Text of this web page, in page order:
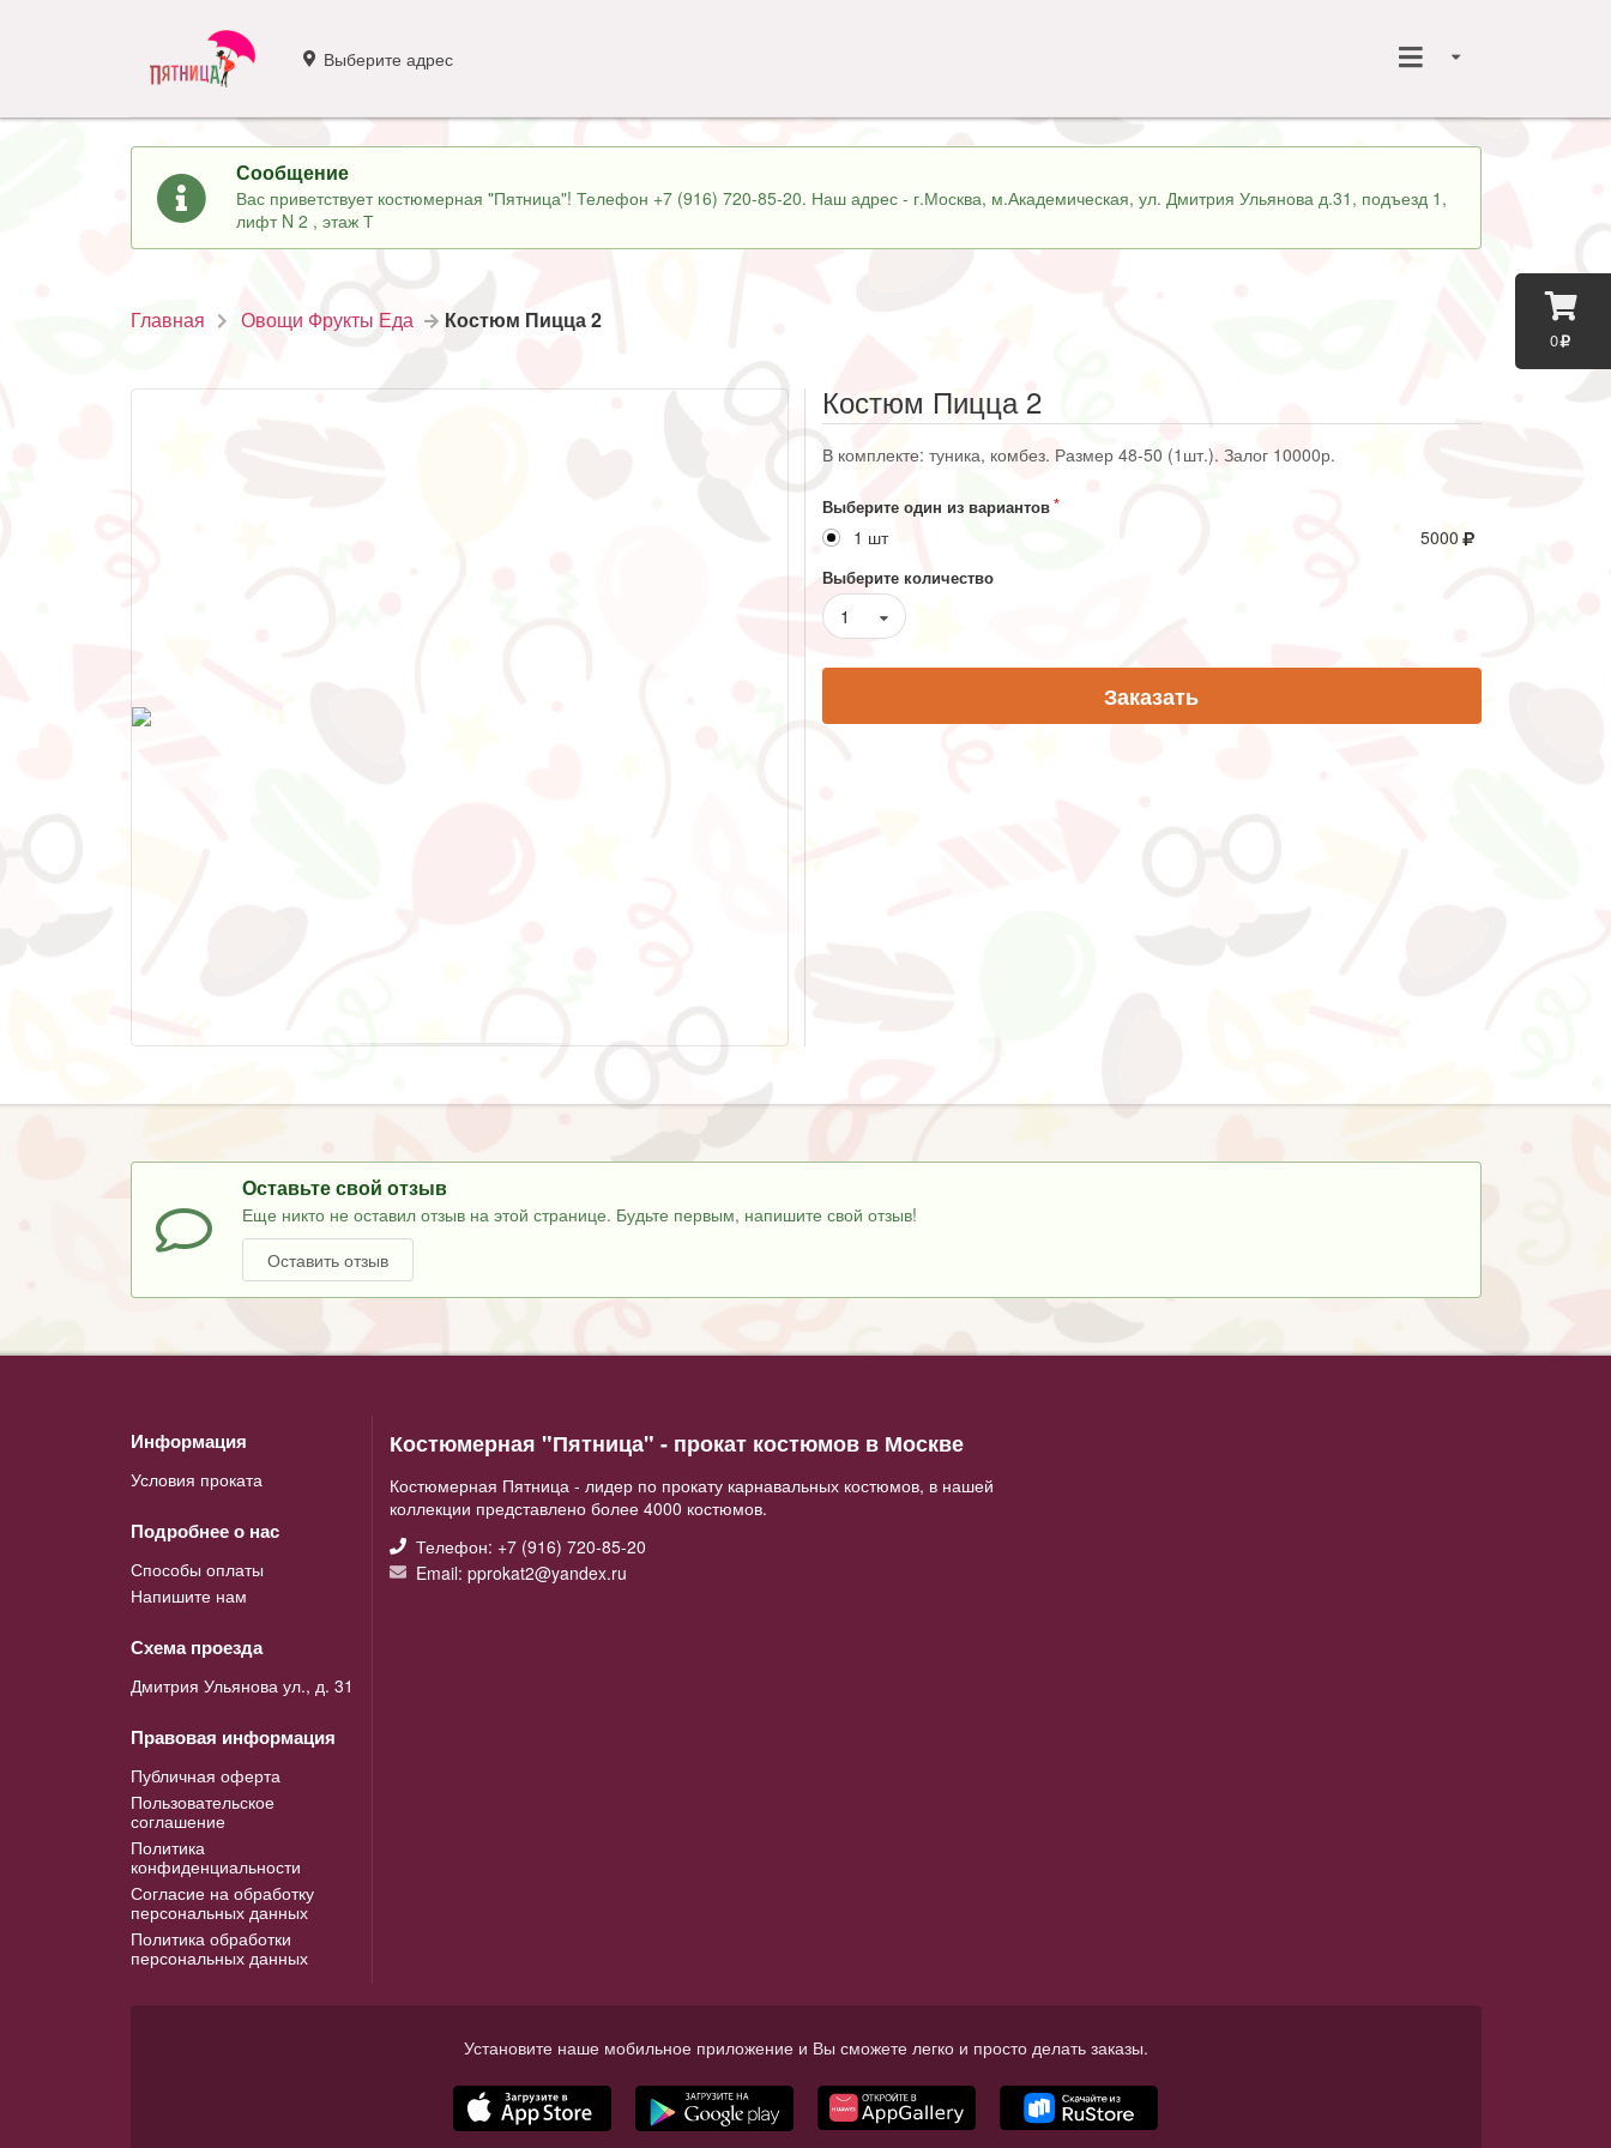
0
Выберите адрес
Сообщение
Вас приветствует костюмерная "Пятница"! Телефон +7 (916) 720-85-20. Наш адрес - г.Москва, м.Академическая, ул. Дмитрия Ульянова д.31, подъезд 1,
лифт N 2 , этаж Т
Главная Овощи Фрукты Еда Костюм Пицца 2
Костюм Пицца 2
В комплекте: туника, комбез. Размер 48-50 (1шт.). Залог 10000р.
Выберите один из вариантов
1 шт 5000
Выберите количество
1
Заказать
Оставьте свой отзыв
Еще никто не оставил отзыв на этой странице. Будьте первым, напишите свой отзыв!
Оставить отзыв
Информация
Условия проката
Подробнее о нас
Способы оплаты
Напишите нам
Схема проезда
Дмитрия Ульянова ул., д. 31
Правовая информация
Публичная оферта
Пользовательское
соглашение
Политика
конфиденциальности
Согласие на обработку
персональных данных
Политика обработки
персональных данных
Костюмерная "Пятница" - прокат костюмов в Москве
Костюмерная Пятница - лидер по прокату карнавальных костюмов, в нашей
коллекции представлено более 4000 костюмов.
Телефон: +7 (916) 720-85-20
Email: pprokat2@yandex.ru
Установите наше мобильное приложение и Вы сможете легко и просто делать заказы.